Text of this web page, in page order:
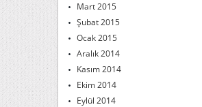
Mart 2015
Şubat 2015
Ocak 2015
Aralık 2014
Kasım 2014
Ekim 2014
Eylül 2014